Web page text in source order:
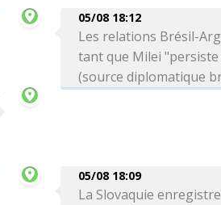
05/08 18:12
Les relations Brésil-
tant que Milei
(source diplomatique
05/08 18:09
La Slovaquie